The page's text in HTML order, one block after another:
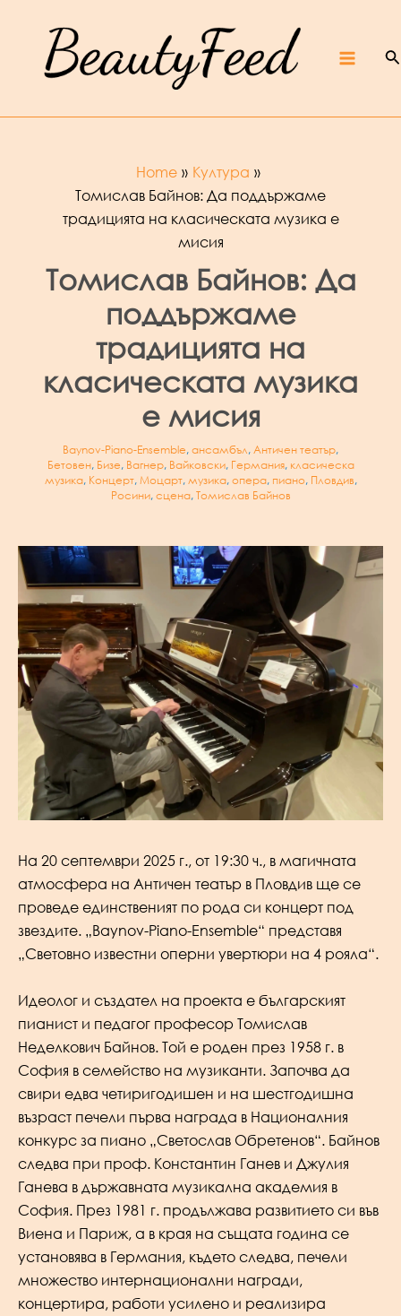
content
Menu
Home
Култура
Томислав Байнов: Да поддържаме
традицията на класическата музика е
мисия
Томислав Байнов: Да
поддържаме
традицията на
класическата музика
е мисия
Baynov-Piano-Ensemble, ансамбъл, Античен театър,
Бетовен, Бизе, Вагнер, Вайковски, Германия, класическа
музика, Концерт, Моцарт, музика, опера, пиано, Пловдив,
Росини, сцена, Томислав Байнов
На 20 септември 2025 г., от 19:30 ч., в магичната
атмосфера на Античен театър в Пловдив ще се
проведе единственият по рода си концерт под
звездите. „Baynov-Piano-Ensemble“ представя
„Световно известни оперни увертюри на 4 рояла“.
Идеолог и създател на проекта е българският
пианист и педагог професор Томислав
Неделкович Байнов. Той е роден през 1958 г. в
София в семейство на музиканти. Започва да
свири едва четиригодишен и на шестгодишна
възраст печели първа награда в Националния
конкурс за пиано „Светослав Обретенов“. Байнов
следва при проф. Константин Ганев и Джулия
Ганева в държавната музикална академия в
София. През 1981 г. продължава развитието си във
Виена и Париж, а в края на същата година се
установява в Германия, където следва, печели
множество интернационални награди,
концертира, работи усилено и реализира